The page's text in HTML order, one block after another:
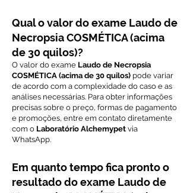
Qual o valor do exame Laudo de
Necropsia COSMÉTICA (acima
de 30 quilos)?
O valor do exame Laudo de Necropsia
COSMÉTICA (acima de 30 quilos) pode variar
de acordo com a complexidade do caso e as
análises necessárias. Para obter informações
precisas sobre o preço, formas de pagamento
e promoções, entre em contato diretamente
com o Laboratório Alchemypet via
WhatsApp.
Em quanto tempo fica pronto o
resultado do exame Laudo de